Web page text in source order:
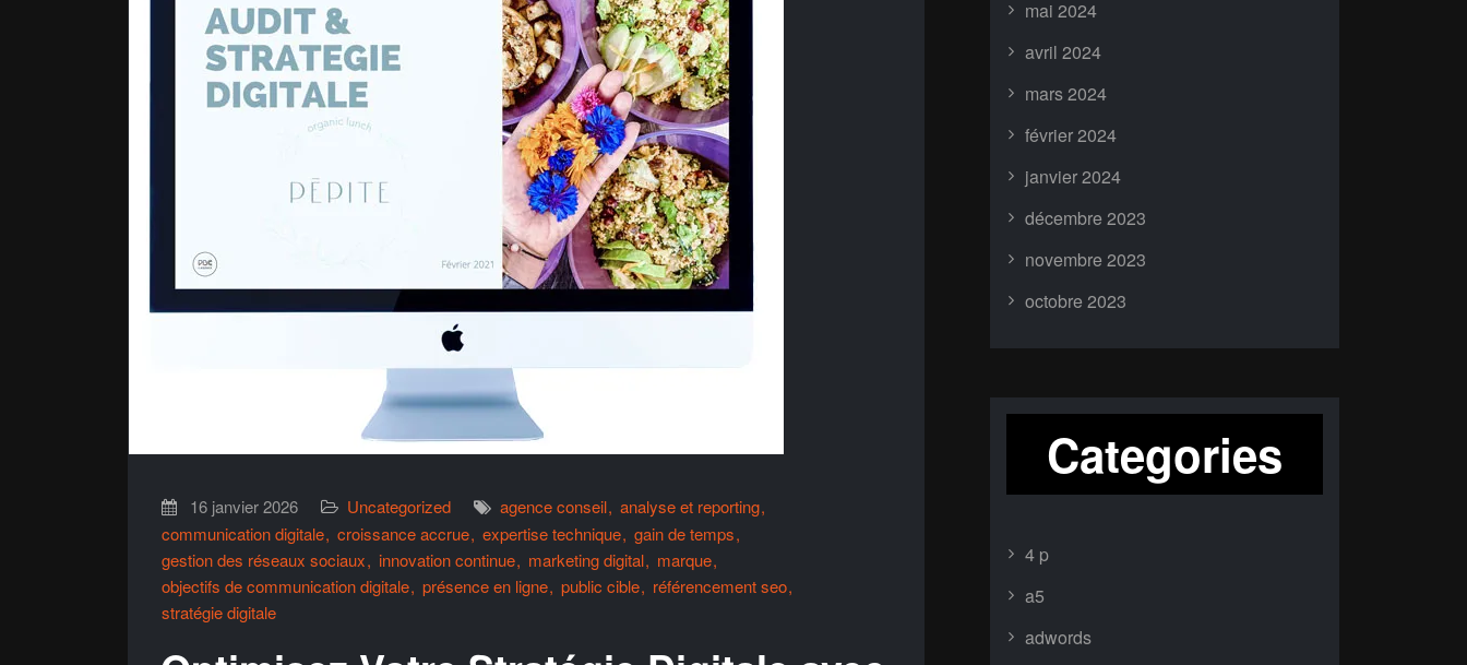
16 janvier 2026 Uncategorized agence conseil analyse et reporting
communication digitale croissance accrue expertise technique gain de temps
gestion des réseaux sociaux
innovation continue marketing digital
marque
objectifs de communication digitale présence en ligne public cible
référencement seo
stratégie digitale
mai 2024
avril 2024
mars 2024
février 2024
janvier 2024
décembre 2023
novembre 2023
octobre 2023
Categories
4 p
a5
adwords